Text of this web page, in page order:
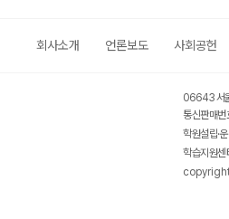
회사소개 언론보도 사회공헌
06643 서
통신판매
학원설립·
학습지원